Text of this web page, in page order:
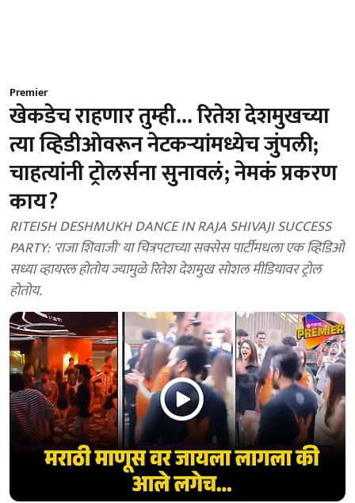
Premier
खेकडेच राहणार तुम्ही... रितेश देशमुखच्या
त्या व्हिडीओवरून नेटकऱ्यांमध्येच जुंपली;
चाहत्यांनी ट्रोलर्सना सुनावलं; नेमकं प्रकरण
काय?
RITEISH DESHMUKH DANCE IN RAJA SHIVAJI SUCCESS
PARTY: 'राजा शिवाजी' या चित्रपटाच्या सक्सेस पार्टीमधला एक व्हिडिओ
सध्या व्हायरल होतोय ज्यामुळे रितेश देशमुख सोशल मीडियावर ट्रोल
होतोय.